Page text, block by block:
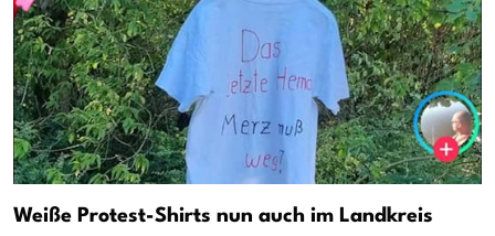
Weiße Protest-Shirts nun auch im Landkreis